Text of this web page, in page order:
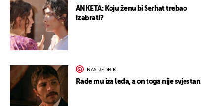
ANKETA: Koju ženu bi Serhat trebao
izabrati?
NASLJEDNIK
Rade mu iza leđa, a on toga nije svjestan